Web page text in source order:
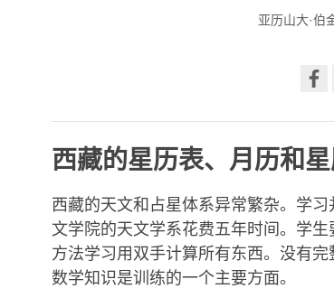
亚历山大·伯
on
西藏的星历表、月历和
西藏的天文和占星体系异常繁杂。学
文学院的天文学系花费五年时间。学
方法学习用双手计算所有东西。没有
数学知识是训练的一个主要方面。